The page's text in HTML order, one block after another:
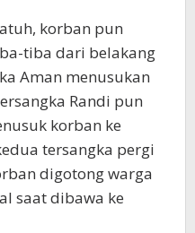
korban pun
tiba dari belakang
Aman menusukan
Randi pun
korban ke
tersangka pergi
digotong warga
saat dibawa ke